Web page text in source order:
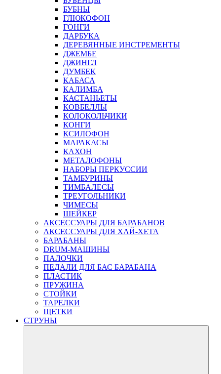
БУБНЫ
ГЛЮКОФОН
ГОНГИ
ДАРБУКА
ДЕРЕВЯННЫЕ ИНСТРЕМЕНТЫ
ДЖЕМБЕ
ДЖИНГЛ
ДУМБЕК
КАБАСА
КАЛИМБА
КАСТАНЬЕТЫ
КОВБЕЛЛЫ
КОЛОКОЛЬЧИКИ
КОНГИ
КСИЛОФОН
МАРАКАСЫ
КАХОН
МЕТАЛОФОНЫ
НАБОРЫ ПЕРКУССИИ
ТАМБУРИНЫ
ТИМБАЛЕСЫ
ТРЕУГОЛЬНИКИ
ЧИМЕСЫ
ШЕЙКЕР
АКСЕССУАРЫ ДЛЯ БАРАБАНОВ
АКСЕССУАРЫ ДЛЯ ХАЙ-ХЕТА
БАРАБАНЫ
DRUM-МАШИНЫ
ПАЛОЧКИ
ПЕДАЛИ ДЛЯ БАС БАРАБАНА
ПЛАСТИК
ПРУЖИНА
СТОЙКИ
ТАРЕЛКИ
ЩЕТКИ
СТРУНЫ